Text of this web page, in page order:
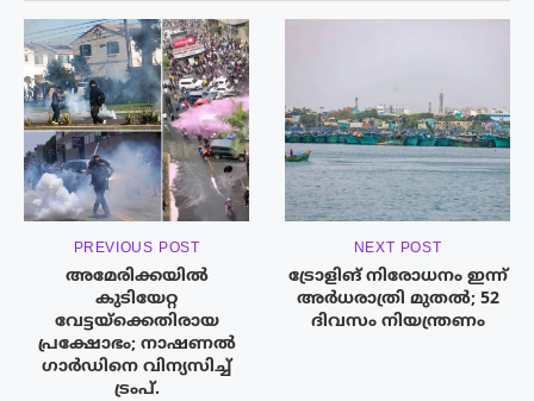
PREVIOUS POST
അമേരിക്കയിൽ
കുടിയേറ്റ
വേട്ടയ്ക്കെതിരായ
പ്രക്ഷോഭം; നാഷണൽ
ഗാർഡിനെ വിന്യസിച്ച്‌
ട്രംപ്‌.
NEXT POST
ട്രോളിങ് നിരോധനം ഇന്ന്‌
അർധരാത്രി മുതൽ; 52
ദിവസം നിയന്ത്രണം